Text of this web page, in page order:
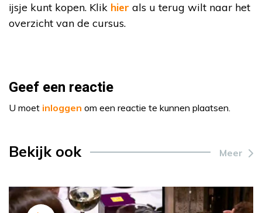
ijsje kunt kopen. Klik hier als u terug wilt naar het
overzicht van de cursus.
Geef een reactie
U moet inloggen om een reactie te kunnen plaatsen.
Bekijk ook Meer